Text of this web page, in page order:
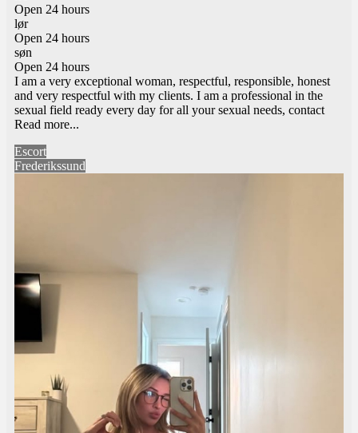
Open 24 hours
lør
Open 24 hours
søn
Open 24 hours
I am a very exceptional woman, respectful, responsible, honest
and very respectful with my clients. I am a professional in the
sexual field ready every day for all your sexual needs, contact
Read more...
Escort
Frederikssund